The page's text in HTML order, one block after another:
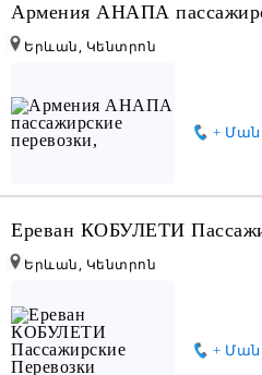
Армения АНАПА
+
Երևան, Կենտրոն
Ереван КОБУЛЕТИ
+
Երևան, Կենտրոն